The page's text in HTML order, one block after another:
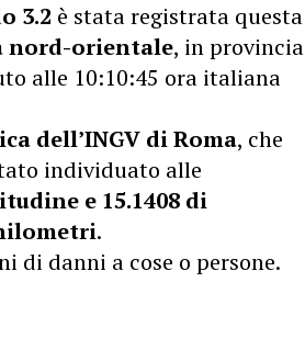
3.2 è stata registrata questa
nord-orientale, in provincia
alle 10:10:45 ora italiana
dell’INGV di Roma, che
individuato alle
e 15.1408 di
.
di danni a cose o persone.